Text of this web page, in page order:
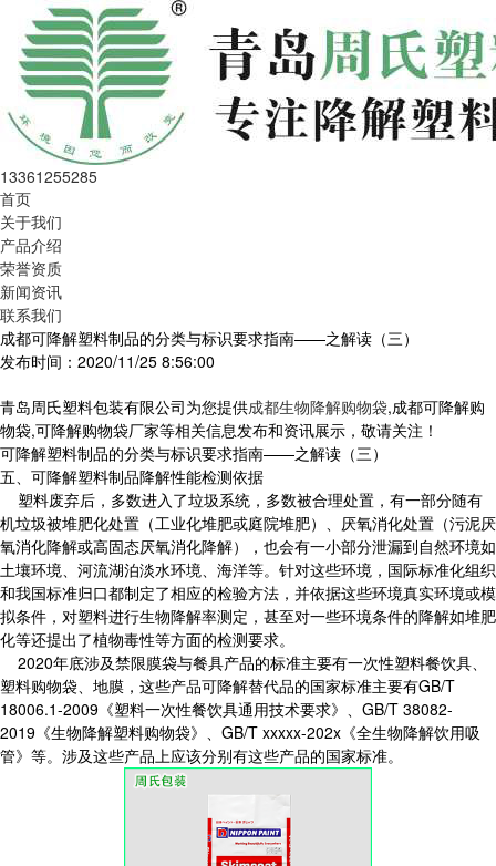
13361255285
首页
关于我们
产品介绍
荣誉资质
新闻资讯
联系我们
成都可降解塑料制品的分类与标识要求指南——之解读（三）
发布时间：2020/11/25 8:56:00
青岛周氏塑料包装有限公司为您提供成都生物降解购物袋,成都可降解购
物袋,可降解购物袋厂家等相关信息发布和资讯展示，敬请关注！
可降解塑料制品的分类与标识要求指南——之解读（三）
五、可降解塑料制品降解性能检测依据
塑料废弃后，多数进入了垃圾系统，多数被合理处置，有一部分随有
机垃圾被堆肥化处置（工业化堆肥或庭院堆肥）、厌氧消化处置（污泥厌
氧消化降解或高固态厌氧消化降解），也会有一小部分泄漏到自然环境如
土壤环境、河流湖泊淡水环境、海洋等。针对这些环境，国际标准化组织
和我国标准归口都制定了相应的检验方法，并依据这些环境真实环境或模
拟条件，对塑料进行生物降解率测定，甚至对一些环境条件的降解如堆肥
化等还提出了植物毒性等方面的检测要求。
2020年底涉及禁限膜袋与餐具产品的标准主要有一次性塑料餐饮具、
塑料购物袋、地膜，这些产品可降解替代品的国家标准主要有GB/T
18006.1-2009《塑料一次性餐饮具通用技术要求》、GB/T 38082-
2019《生物降解塑料购物袋》、GB/T xxxxx-202x《全生物降解饮用吸
管》等。涉及这些产品上应该分别有这些产品的国家标准。